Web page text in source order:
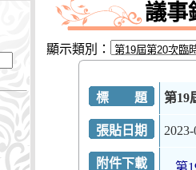
議事
顯示類別：
標 題 第19
張貼日期
附件下載 第